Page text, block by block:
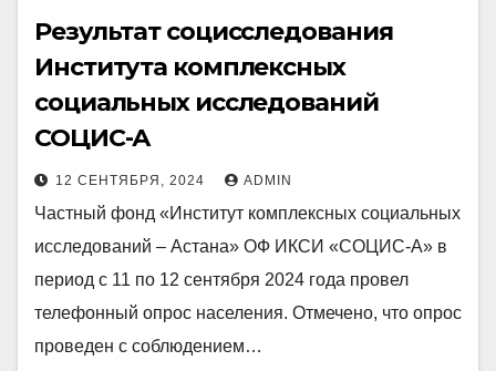
Результат социсследования
Института комплексных
социальных исследований
СОЦИС-А
12 СЕНТЯБРЯ, 2024 ADMIN
Частный фонд «Институт комплексных социальных
исследований – Астана» ОФ ИКСИ «СОЦИС-А» в
период с 11 по 12 сентября 2024 года провел
телефонный опрос населения. Отмечено, что опрос
проведен с соблюдением…